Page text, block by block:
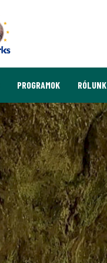
PROGRAMOK RÓLUNK